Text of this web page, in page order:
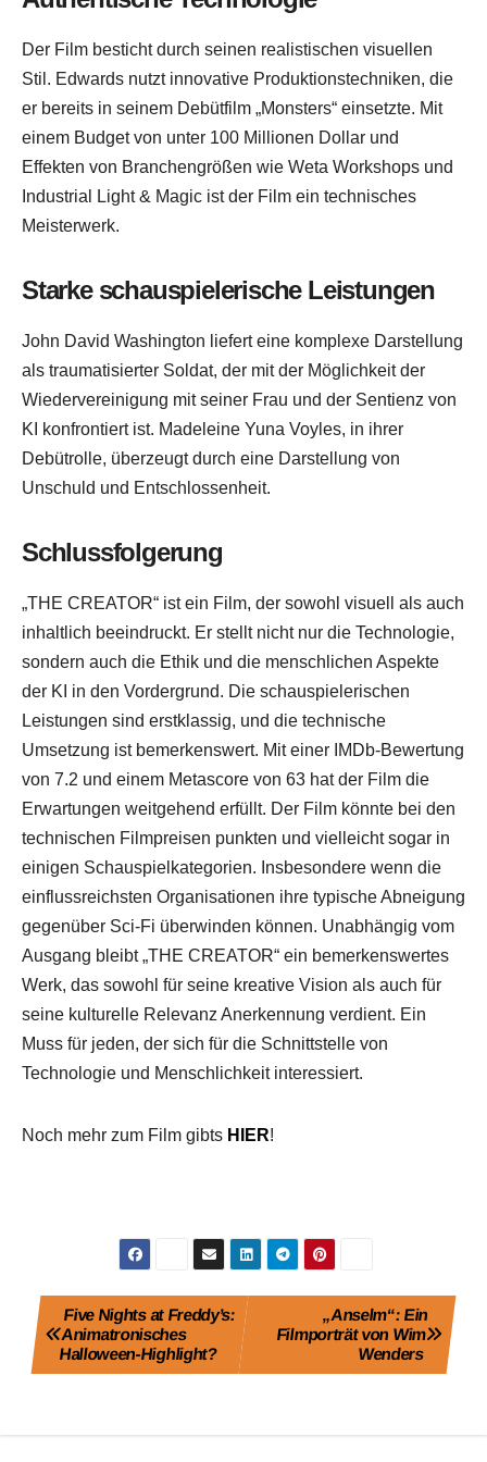
Der Film besticht durch seinen realistischen visuellen
Stil. Edwards nutzt innovative Produktionstechniken, die
er bereits in seinem Debütfilm „Monsters“ einsetzte. Mit
einem Budget von unter 100 Millionen Dollar und
Effekten von Branchengrößen wie Weta Workshops und
Industrial Light & Magic ist der Film ein technisches
Meisterwerk.
Starke schauspielerische Leistungen
John David Washington liefert eine komplexe Darstellung
als traumatisierter Soldat, der mit der Möglichkeit der
Wiedervereinigung mit seiner Frau und der Sentienz von
KI konfrontiert ist. Madeleine Yuna Voyles, in ihrer
Debütrolle, überzeugt durch eine Darstellung von
Unschuld und Entschlossenheit.
Schlussfolgerung
„THE CREATOR“ ist ein Film, der sowohl visuell als auch
inhaltlich beeindruckt. Er stellt nicht nur die Technologie,
sondern auch die Ethik und die menschlichen Aspekte
der KI in den Vordergrund. Die schauspielerischen
Leistungen sind erstklassig, und die technische
Umsetzung ist bemerkenswert. Mit einer IMDb-Bewertung
von 7.2 und einem Metascore von 63 hat der Film die
Erwartungen weitgehend erfüllt. Der Film könnte bei den
technischen Filmpreisen punkten und vielleicht sogar in
einigen Schauspielkategorien. Insbesondere wenn die
einflussreichsten Organisationen ihre typische Abneigung
gegenüber Sci-Fi überwinden können. Unabhängig vom
Ausgang bleibt „THE CREATOR“ ein bemerkenswertes
Werk, das sowohl für seine kreative Vision als auch für
seine kulturelle Relevanz Anerkennung verdient. Ein
Muss für jeden, der sich für die Schnittstelle von
Technologie und Menschlichkeit interessiert.
Noch mehr zum Film gibts H IER!
Beitragsnavigation
„Anselm“: Ein
Filmporträt von Wim
Wenders
Five Nights at Freddy’s:
Animatronisches
Halloween-Highlight?